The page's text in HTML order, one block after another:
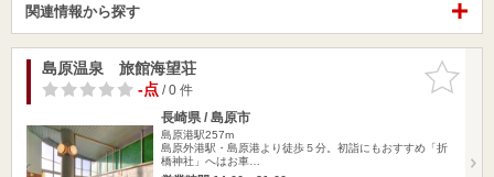
関連情報から探す
お気に入
りに追加
島原温泉 旅館海望荘
-点/ 0 件
長崎県 / 島原市
島原港駅257m
島原外港駅・島原港より徒歩５分。初詣にもおすすめ「折
橋神社」へはお車…